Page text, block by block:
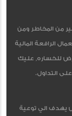
من المخاطر ومن
الرافعة المالية
للخساره, عليك
التداول.
يهدف الي توعية